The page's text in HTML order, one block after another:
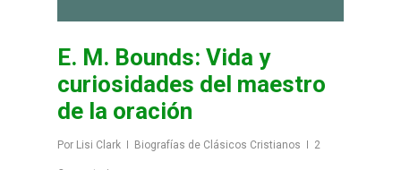
E. M. Bounds: Vida y
curiosidades del maestro
de la oración
Por Lisi Clark Biografías de Clásicos Cristianos 2